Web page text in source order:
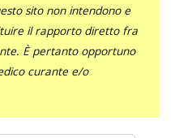
sito non intendono e
il rapporto diretto fra
È pertanto opportuno
curante e/o